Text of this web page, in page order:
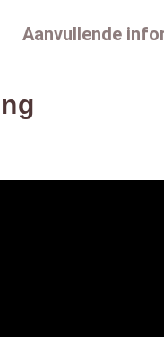
Aanvullende